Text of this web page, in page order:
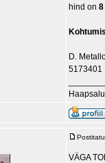
hind on
D.
5173401
VÄGA